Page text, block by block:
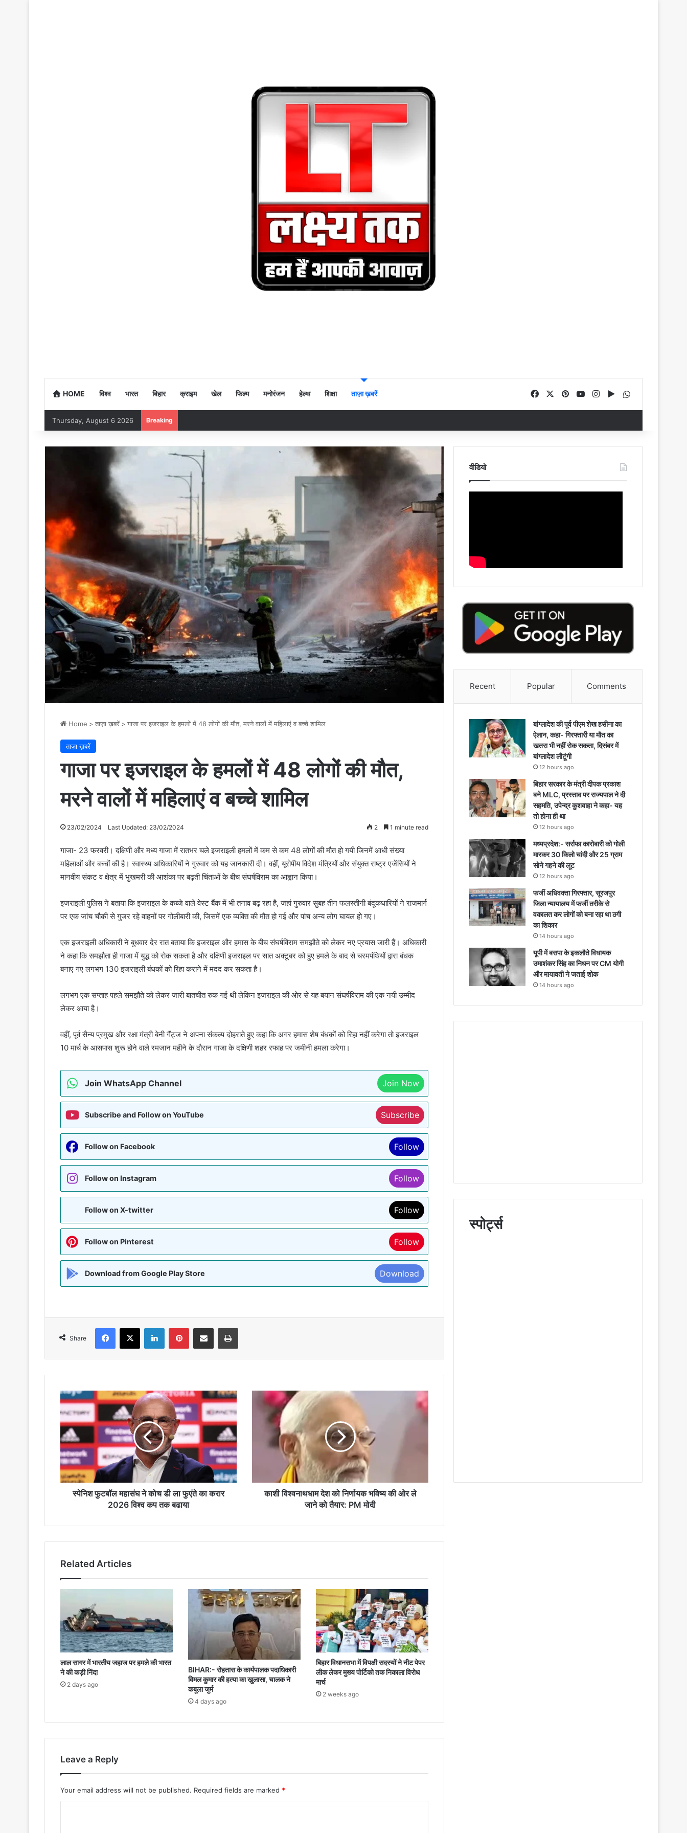
HOME विश्व भारत बिहार क्राइम खेल फिल्म मनोरंजन हेल्थ शिक्षा ताज़ा ख़बरें FacebookPinterestYouTubeInstagram
Google Play
Thursday, August 6 2026 Breaking
Home > ताज़ा ख़बरें > गाजा पर इजराइल के हमलों में 48 लोगों की मौत, मरने वालों में महिलाएं व बच्चे शामिल
ताज़ा ख़बरें
गाजा पर इजराइल के हमलों में 48 लोगों की मौत,
मरने वालों में महिलाएं व बच्चे शामिल
23/02/2024 Last Updated: 23/02/2024 2 1 minute read
गाजा- 23 फरवरी। दक्षिणी और मध्य गाजा में रातभर चले इजराइली हमलों में कम से कम 48 लोगों की मौत हो गयी जिनमें आधी संख्या
महिलाओं और बच्चों की है। स्वास्थ्य अधिकारियों ने गुरुवार को यह जानकारी दी। वहीं, यूरोपीय विदेश मंत्रियों और संयुक्त राष्ट्र एजेंसियों ने
मानवीय संकट व क्षेत्र में भुखमरी की आशंका पर बढ़ती चिंताओं के बीच संघर्षविराम का आह्वान किया।
इजराइली पुलिस ने बताया कि इजराइल के कब्जे वाले वेस्ट बैंक में भी तनाव बढ़ रहा है, जहां गुरुवार सुबह तीन फलस्तीनी बंदूकधारियों ने राजमार्ग
पर एक जांच चौकी से गुजर रहे वाहनों पर गोलीबारी की, जिसमें एक व्यक्ति की मौत हो गई और पांच अन्य लोग घायल हो गए।
एक इजराइली अधिकारी ने बुधवार देर रात बताया कि इजराइल और हमास के बीच संघर्षविराम समझौते को लेकर नए प्रयास जारी हैं। अधिकारी
ने कहा कि समझौता ही गाजा में युद्ध को रोक सकता है और दक्षिणी इजराइल पर सात अक्टूबर को हुए हमले के बाद से चरमपंथियों द्वारा बंधक
बनाए गए लगभग 130 इजराइली बंधकों को रिहा कराने में मदद कर सकता है।
लगभग एक सप्ताह पहले समझौते को लेकर जारी बातचीत रुक गई थी लेकिन इजराइल की ओर से यह बयान संघर्षविराम की एक नयी उम्मीद
लेकर आया है।
वहीं, पूर्व सैन्य प्रमुख और रक्षा मंत्री बेनी गैंट्ज ने अपना संकल्प दोहराते हुए कहा कि अगर हमास शेष बंधकों को रिहा नहीं करेगा तो इजराइल
10 मार्च के आसपास शुरू होने वाले रमजान महीने के दौरान गाजा के दक्षिणी शहर रफाह पर जमीनी हमला करेगा।
Join WhatsApp Channel Join Now
Subscribe and Follow on YouTube Subscribe
Follow on Facebook Follow
Follow on Instagram Follow
Follow on X-twitter Follow
Follow on Pinterest Follow
Download from Google Play Store Download
Share
Facebook
X LinkedInPinterestShare via Email Print
स्पेनिश
फुटबॉल
महासंघ
ने
कोच
डी
ला
फुएंते
का
करार
कप
स्पेनिश फुटबॉल महासंघ ने कोच डी ला फुएंते का करार
2026 विश्व कप तक बढाया
विश्वनाथधाम
ले
PM
काशी विश्वनाथधाम देश को निर्णायक भविष्य की ओर ले
जाने को तैयार: PM मोदी
Related Articles
लाल सागर में भारतीय जहाज पर हमले की भारत
ने की कड़ी निंदा
2 days ago
BIHAR:- रोहतास के कार्यपालक पदाधिकारी
विमल कुमार की हत्या का खुलासा, चालक ने
कबूला जुर्म
4 days ago
बिहार विधानसभा में विपक्षी सदस्यों ने नीट पेपर
लीक लेकर मुख्य पोर्टिको तक निकाला विरोध
मार्च
2 weeks ago
Leave a Reply
Your email address will not be published. Required fields are marked *
वीडियो
Recent Popular Comments
बांग्लादेश की पूर्व पीएम शेख हसीना का
ऐलान, कहा- गिरफ्तारी या मौत का
खतरा भी नहीं रोक सकता, दिसंबर में
बांग्लादेश लौटूंगी
12 hours ago
बिहार सरकार के मंत्री दीपक प्रकाश
बने MLC, प्रस्ताव पर राज्यपाल ने दी
सहमति, उपेन्द्र कुशवाहा ने कहा- यह
तो होना ही था
12 hours ago
मध्यप्रदेश:- सर्राफा कारोबारी को गोली
मारकर 30 किलो चांदी और 25 ग्राम
सोने गहने की लूट
12 hours ago
फर्जी अधिवक्ता गिरफ्तार, सूरजपुर
जिला न्यायालय में फर्जी तरीके से
वकालत कर लोगों को बना रहा था ठगी
का शिकार
14 hours ago
यूपी में बसपा के इकलौते विधायक
उमाशंकर सिंह का निधन पर CM याेगी
और मायावती ने जताई शोक
14 hours ago
स्पोर्ट्स